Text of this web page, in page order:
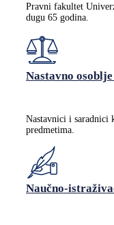
Pravni fakultet
dugu 65 godina.
Nastavno
Nastavnici i saradnici
predmetima.
Naučno-